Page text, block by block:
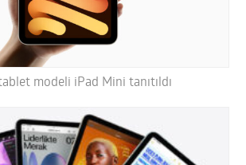
modeli iPad Mini tanıtıldı